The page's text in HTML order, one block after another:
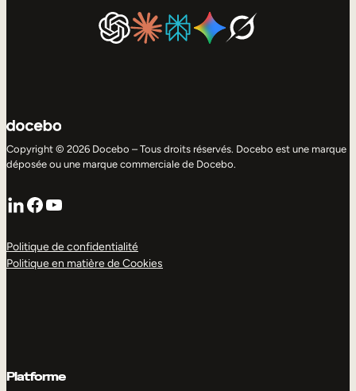
Copyright © 2026 Docebo – Tous droits réservés. Docebo est une marque
déposée ou une marque commerciale de Docebo.
LinkedIn
Facebook
YouTube
Politique de confidentialité
Politique en matière de Cookies
Platforme